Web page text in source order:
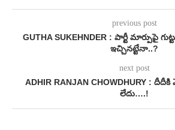
previous post
GUTHA SUKEHNDER : పార్టీ మార్పుపై
ఇచ్చినట్టేనా..?
next post
ADHIR RANJAN CHOWDHURY :
లేదు….!